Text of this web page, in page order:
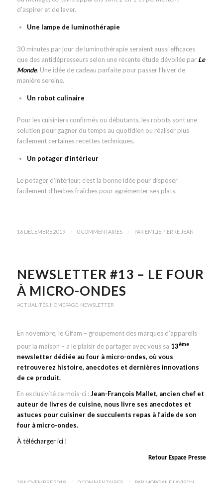
d’aspirer et de laver.
Une lampe de luminothérapie
30 minutes par jour de luminothérapie seraient aussi efficaces
que des antidépresseurs selon une récente étude dévoilée par Le
Monde. Une idée de cadeau parfaite pour passer l’hiver de
manière sereine.
Un robot culinaire
Pour les cuisiniers confirmés ou débutants, les robots sont une
solution pour gagner du temps au quotidien ou réaliser plus
facilement certaines recettes techniques.
Un potager d’intérieur
Le potager d’intérieur, c’est la bonne idée pour disposer
facilement d’herbes fraîches pour agrémenter ses plats.
16 DÉCEMBRE 2019 0 COMMENTAIRES PAR EMILIE PIERRE JEAN
NEWSLETTER #13 – LE FOUR
À MICRO-ONDES
ACTUALITÉS, HOMEPAGE, NEWSLETTER
En novembre, le Gifam – groupement des marques d’appareils
pour la maison – a le plaisir de partager avec vous sa 13ème
newsletter dédiée au four à micro-ondes, où vous
retrouverez histoire, anecdotes et dernières innovations
de ce produit.
En exclusivité ce mois-ci :Jean-François Mallet, ancien chef et
auteur de livres de cuisine, nous livre ses anecdotes et
astuces pour cuisiner de succulents repas à l’aide de son
four à micro-ondes.
À télécharger ici !
Retour Espace Presse